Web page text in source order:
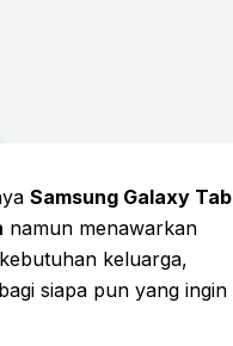
Samsung Galaxy Tab
namun menawarkan
keluarga,
siapa pun yang ingin